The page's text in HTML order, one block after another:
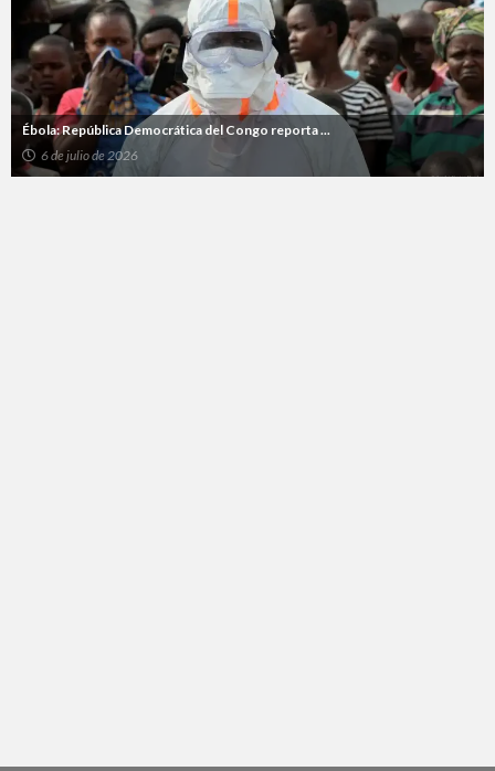
Ébola: República Democrática del Congo reporta ...
6 de julio de 2026